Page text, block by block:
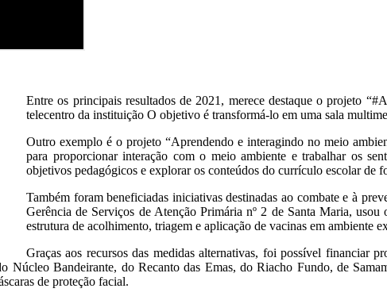
Entre os principais resultados de 2021, merece destaque o projeto
telecentro da instituição O objetivo é transformá-lo em uma sala
Outro exemplo é o projeto “Aprendendo e interagindo no meio
para proporcionar interação com o meio ambiente e trabalhar os
objetivos pedagógicos e explorar os conteúdos do currículo escolar de
Também foram beneficiadas iniciativas destinadas ao combate e à
Gerência de Serviços de Atenção Primária nº 2 de Santa Maria,
estrutura de acolhimento, triagem e aplicação de vacinas em ambiente
Graças aos recursos das medidas alternativas, foi possível financiar
Núcleo Bandeirante, do Recanto das Emas, do Riacho Fundo, de
de proteção facial.